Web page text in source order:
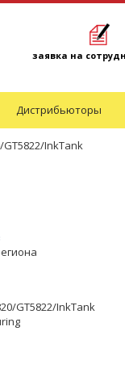
заявка на
Дистрибьюторы
GT5822/InkTank
GT5822/InkTank